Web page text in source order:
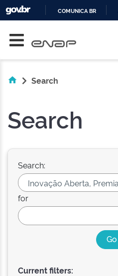
COMUNICA BR
Search
Search
Search:
for
Current filters: